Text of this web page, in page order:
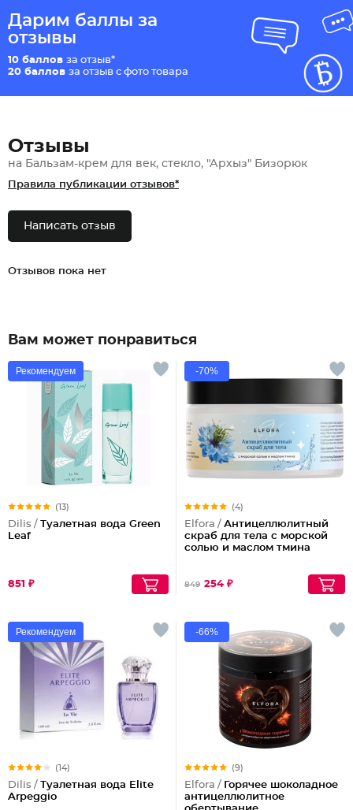
Дарим баллы за
отзывы
10 баллов за отзыв*
20 баллов за отзыв с фото товара
Отзывы
на Бальзам-крем для век, стекло, "Архыз" Бизорюк
Правила публикации отзывов*
Написать отзыв
Отзывов пока нет
Вам может понравиться
Рекомендуем
(13)
Dilis / Туалетная вода Green
Leaf
851 ₽
-70%
(4)
Elfora / Антицеллюлитный
скраб для тела с морской
солью и маслом тмина
849 254 ₽
Рекомендуем
(14)
Dilis / Туалетная вода Elite
Arpeggio
-66%
(9)
Elfora / Горячее шоколадное
антицеллюлитное